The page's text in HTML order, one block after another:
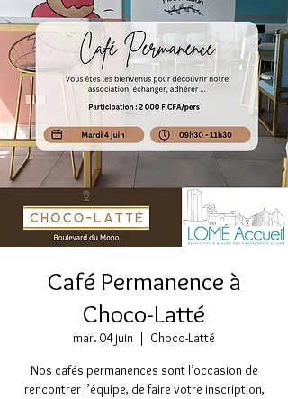
Café Permanence à
Choco-Latté
mar. 04 juin
  |
Choco-Latté
Nos cafés permanences sont l’occasion de
rencontrer l’équipe, de faire votre inscription,